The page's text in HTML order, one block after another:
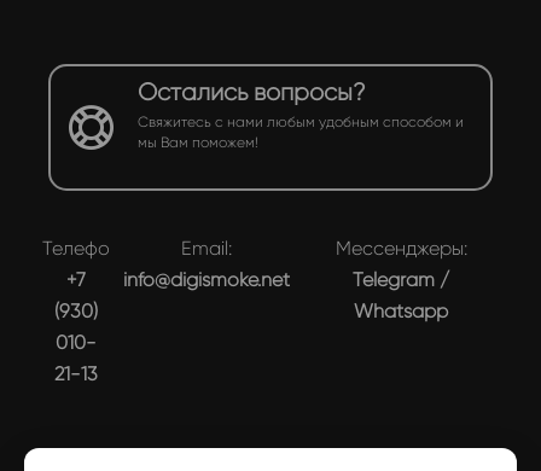
Остались вопросы?
Свяжитесь с нами любым удобным способом и
мы Вам поможем!
Телефон:
+7
(930)
010-
21-13
Email:
info@digismoke.net
Мессенджеры:
Telegram /
Whatsapp